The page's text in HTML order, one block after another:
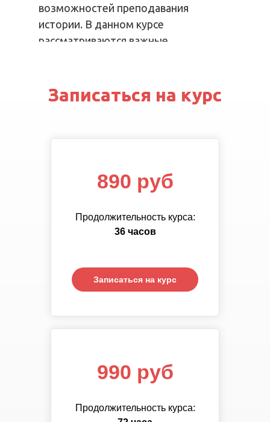
возможностей преподавания
истории. В данном курсе
рассматриваются важные
применением современной
Записаться на курс
Продолжительность курса:72
часа
890 руб
Записаться на курс
Продолжительность курса:108
1 390 руб
Записаться на курс
Продолжительность курса:
36 часов
890 руб
Записаться на курс
Продолжительность курса:
990 руб